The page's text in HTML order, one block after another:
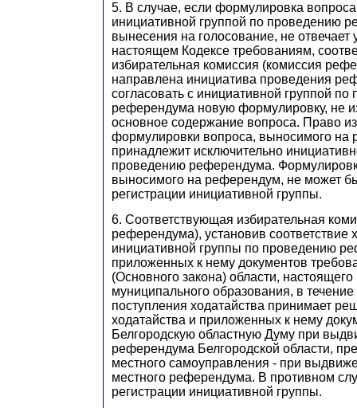
5. В случае, если формулировка
инициативной группой по проведению
вынесения на голосование, не отвечает
настоящем Кодексе требованиям,
избирательная комиссия (комиссия
направлена инициатива проведения
согласовать с инициативной группой
референдума новую формулировку, не
основное содержание вопроса. Право
формулировки вопроса, выносимого на
принадлежит исключительно
проведению референдума.
выносимого на референдум, не может
регистрации инициативной группы.
6. Соответствующая избирательная
референдума), установив соответствие
инициативной группы по проведению
приложенных к нему документов
(Основного закона) области, настоящего
муниципального образования, в
поступления ходатайства принимает
ходатайства и приложенных к нему
Белгородскую областную Думу при
референдума Белгородской области,
местного самоуправления - при
местного референдума. В противном
регистрации инициативной группы.